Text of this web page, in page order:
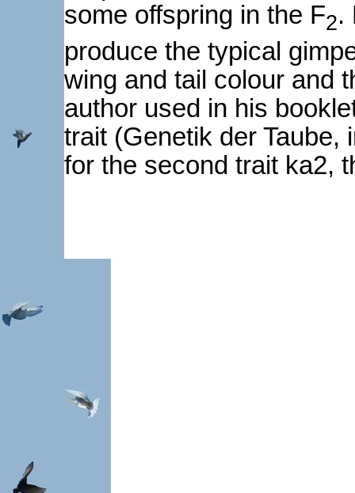
some offspring in the F2.
produce the typical
wing and tail colour and
author used in his
trait (Genetik der Taube,
for the second trait ka2,